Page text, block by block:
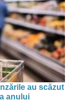
au scăzut
anului